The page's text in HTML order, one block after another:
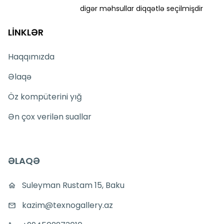
digər məhsullar diqqətlə seçilmişdir
LİNKLƏR
Haqqımızda
Əlaqə
Öz kompüterini yığ
Ən çox verilən suallar
ƏLAQƏ
Suleyman Rustam 15, Baku
kazim@texnogallery.az